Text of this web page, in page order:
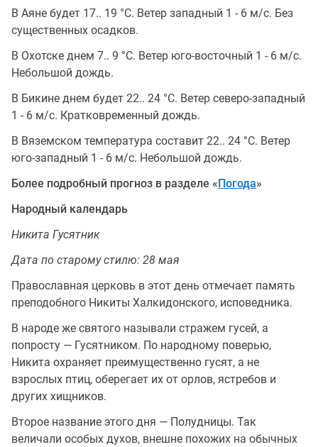
В Аяне будет 17.. 19 °C. Ветер западный 1 - 6 м/с. Без
существенных осадков.
В Охотске днем 7.. 9 °C. Ветер юго-восточный 1 - 6 м/с.
Небольшой дождь.
В Бикине днем будет 22.. 24 °C. Ветер северо-западный
1 - 6 м/с. Кратковременный дождь.
В Вяземском температура составит 22.. 24 °C. Ветер
юго-западный 1 - 6 м/с. Небольшой дождь.
Более подробный прогноз в разделе «Погода»
Народный календарь
Никита Гусятник
Дата по старому стилю: 28 мая
Православная церковь в этот день отмечает память
преподобного Никиты Халкидонского, исповедника.
В народе же святого называли стражем гусей, а
попросту — Гусятником. По народному поверью,
Никита охраняет преимущественно гусят, а не
взрослых птиц, оберегает их от орлов, ястребов и
других хищников.
Второе название этого дня — Полудницы. Так
величали особых духов, внешне похожих на обычных